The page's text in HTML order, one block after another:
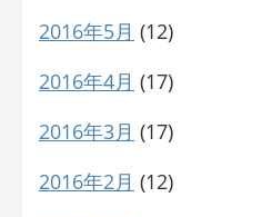
2016年5月 (12)
2016年4月 (17)
2016年3月 (17)
2016年2月 (12)